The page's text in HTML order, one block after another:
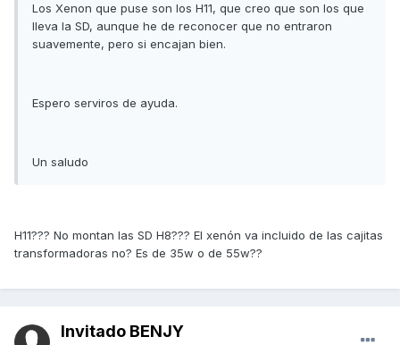
Los Xenon que puse son los H11, que creo que son los que
lleva la SD, aunque he de reconocer que no entraron
suavemente, pero si encajan bien.
Espero serviros de ayuda.
Un saludo
H11??? No montan las SD H8??? El xenón va incluido de las cajitas
transformadoras no? Es de 35w o de 55w??
Invitado BENJY